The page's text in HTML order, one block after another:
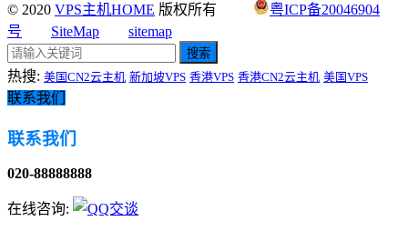
© 2020 VPS主机HOME 版权所有
粤ICP备20046904
号
SiteMap sitemap
搜索
热搜: 美国CN2云主机 新加坡VPS 香港VPS 香港CN2云主机 美国VPS
联系我们
联系我们
020-88888888
在线咨询: